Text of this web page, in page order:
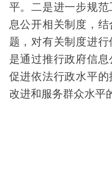
平。二是进一步规
息公开相关制度，
题，对有关制度进
是通过推行政府信息
促进依法行政水平
改进和服务群众水平